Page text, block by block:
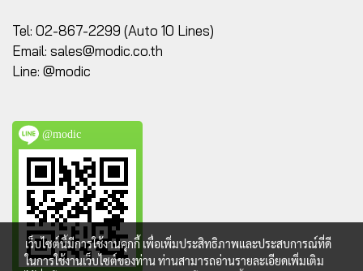
Tel: 02-867-2299 (Auto 10 Lines)
Email: sales@modic.co.th
Line: @modic
@modic
เว็บไซต์นี้มีการใช้งานคุกกี้ เพื่อเพิ่มประสิทธิภาพและประสบการณ์ที่ดี
ในการใช้งานเว็บไซต์ของท่าน ท่านสามารถอ่านรายละเอียดเพิ่มเติม